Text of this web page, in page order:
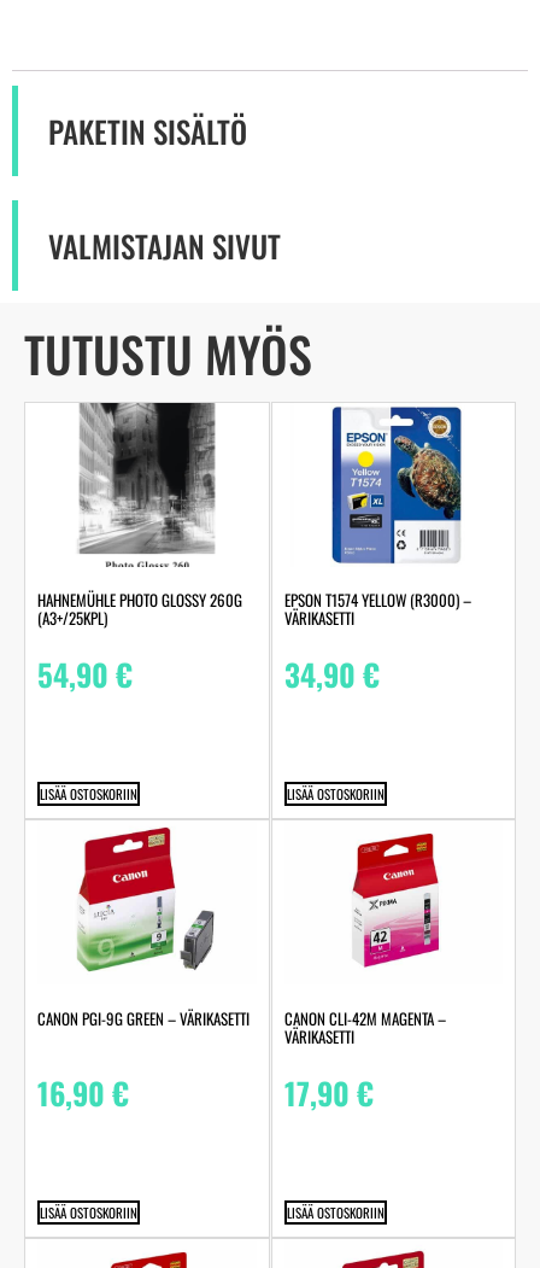
PAKETIN SISÄLTÖ
VALMISTAJAN SIVUT
TUTUSTU MYÖS
HAHNEMÜHLE PHOTO GLOSSY 260G
(A3+/25KPL)
54,90€
LISÄÄ OSTOSKORIIN
EPSON T1574 YELLOW (R3000) –
VÄRIKASETTI
34,90€
LISÄÄ OSTOSKORIIN
CANON PGI-9G GREEN – VÄRIKASETTI
16,90€
LISÄÄ OSTOSKORIIN
CANON CLI-42M MAGENTA –
VÄRIKASETTI
17,90€
LISÄÄ OSTOSKORIIN